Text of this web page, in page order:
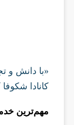
«با دانش و
کانادا شکوفا
مهم‌ترین